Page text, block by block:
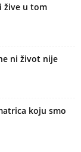
žive u tom
ni život nije
koju smo